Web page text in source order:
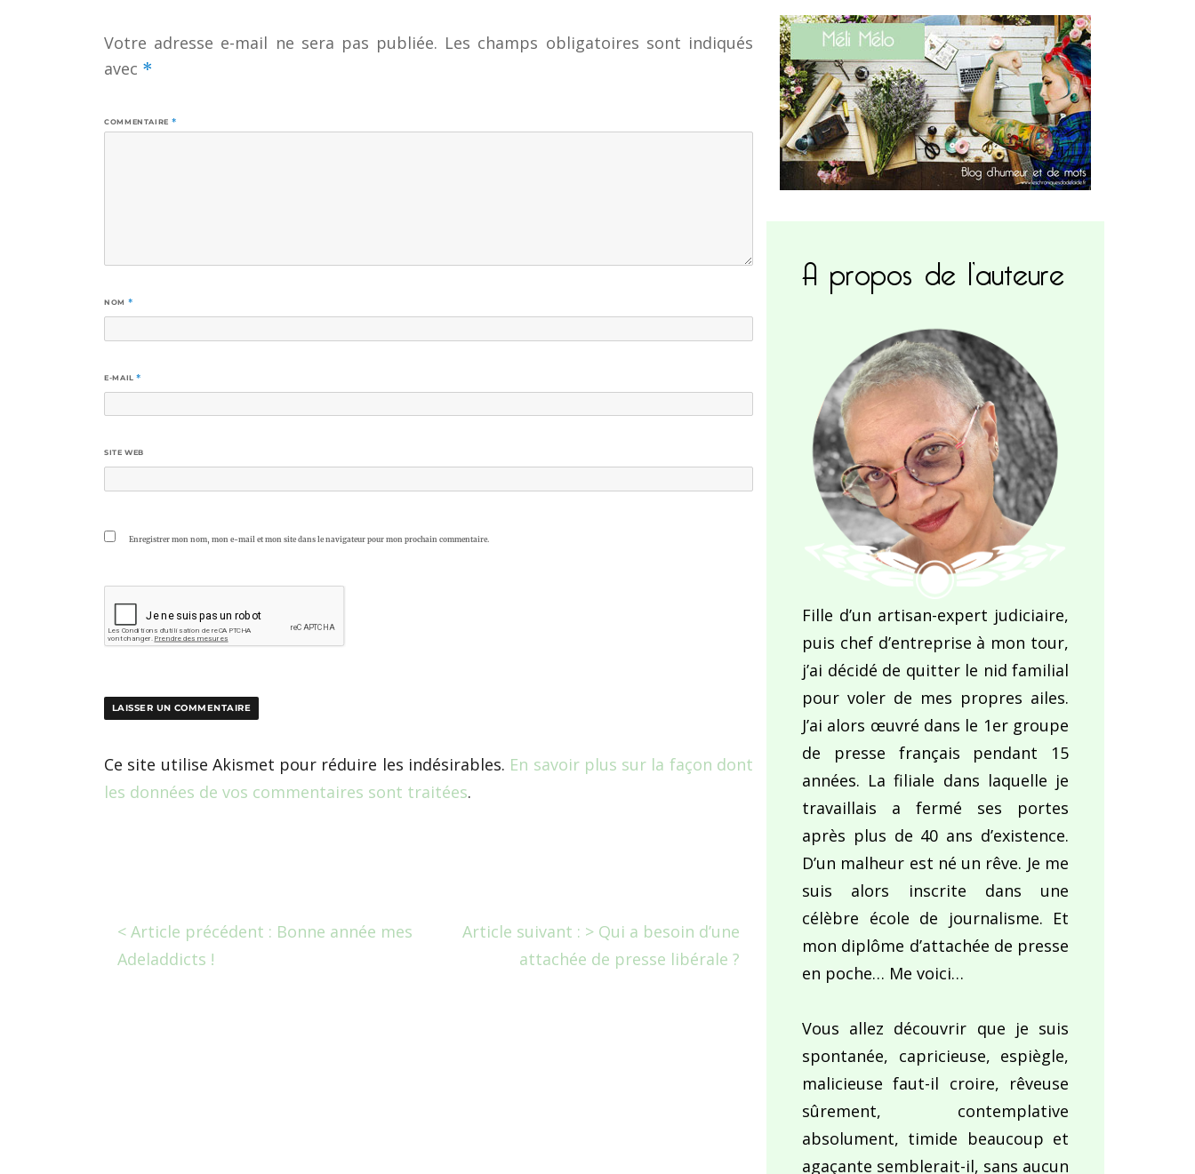
Votre adresse e-mail ne sera pas publiée. Les champs obligatoires sont indiqués
avec *
COMMENTAIRE *
NOM *
E-MAIL*
SITE WEB
Enregistrer mon nom, mon e-mail et mon site dans le navigateur pour mon prochain commentaire.
Ce site utilise Akismet pour réduire les indésirables. En savoir plus sur la façon dont
les données de vos commentaires sont traitées.
< Article précédent : Bonne année mes
Adeladdicts !
Article suivant : > Qui a besoin d’une
attachée de presse libérale ?
A propos de l’auteure
Fille d’un artisan-expert judiciaire,
puis chef d’entreprise à mon tour,
j’ai décidé de quitter le nid familial
pour voler de mes propres ailes.
J’ai alors œuvré dans le 1er groupe
de presse français pendant 15
années. La filiale dans laquelle je
travaillais a fermé ses portes
après plus de 40 ans d’existence.
D’un malheur est né un rêve. Je me
suis alors inscrite dans une
célèbre école de journalisme. Et
mon diplôme d’attachée de presse
en poche… Me voici…
Vous allez découvrir que je suis
spontanée, capricieuse, espiègle,
malicieuse faut-il croire, rêveuse
sûrement, contemplative
absolument, timide beaucoup et
agaçante semblerait-il, sans aucun